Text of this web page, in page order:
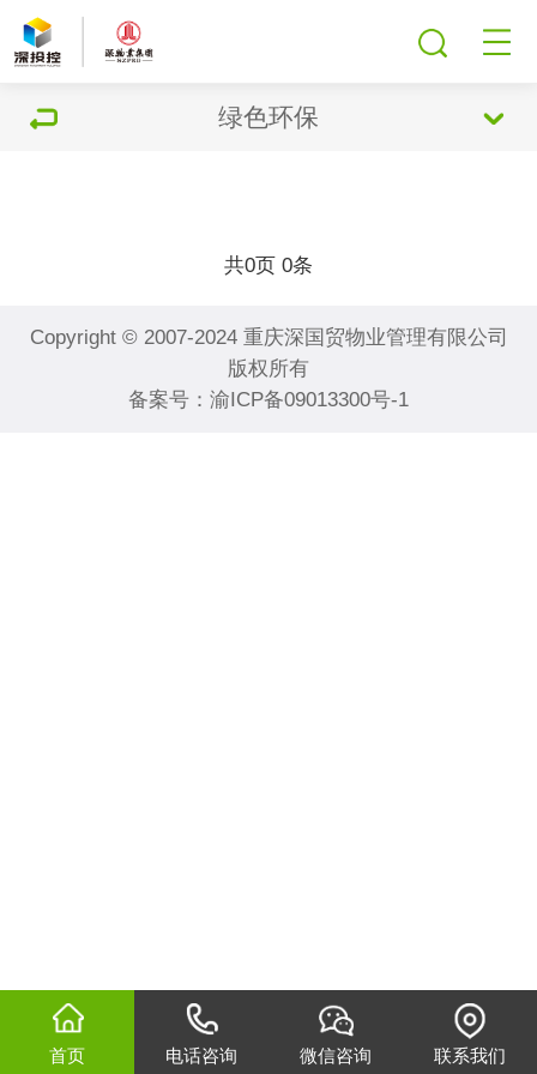
绿色环保
共0页 0条
Copyright © 2007-2024 重庆深国贸物业管理有限公司
版权所有
备案号： 渝ICP备09013300号-1
首页 电话咨询 微信咨询 联系我们